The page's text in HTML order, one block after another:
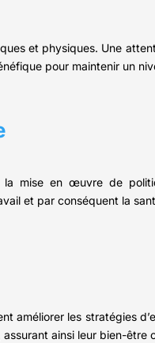
et physiques. Une
pour maintenir un
mise en œuvre de
et par conséquent la
améliorer les stratégies
ainsi leur bien-être